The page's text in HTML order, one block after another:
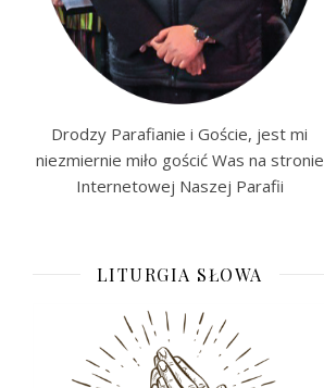
Drodzy Parafianie i Goście, jest mi
niezmiernie miło gościć Was na stronie
Internetowej Naszej Parafii
LITURGIA SŁOWA